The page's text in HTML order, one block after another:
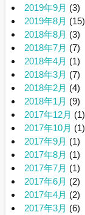
2019年9月 (3)
2019年8月 (15)
2018年8月 (3)
2018年7月 (7)
2018年4月 (1)
2018年3月 (7)
2018年2月 (4)
2018年1月 (9)
2017年12月 (1)
2017年10月 (1)
2017年9月 (1)
2017年8月 (1)
2017年7月 (1)
2017年6月 (2)
2017年4月 (2)
2017年3月 (6)